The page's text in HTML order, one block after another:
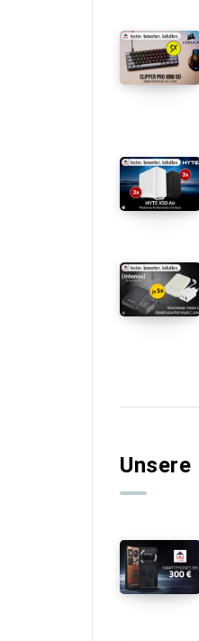
Unsere